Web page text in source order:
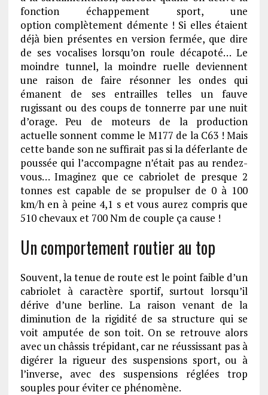
fonction échappement sport, une
option complètement démente ! Si elles étaient
déjà bien présentes en version fermée, que dire
de ses vocalises lorsqu’on roule décapoté… Le
moindre tunnel, la moindre ruelle deviennent
une raison de faire résonner les ondes qui
émanent de ses entrailles telles un fauve
rugissant ou des coups de tonnerre par une nuit
d’orage. Peu de moteurs de la production
actuelle sonnent comme le M177 de la C63 ! Mais
cette bande son ne suffirait pas si la déferlante de
poussée qui l’accompagne n’était pas au rendez-
vous… Imaginez que ce cabriolet de presque 2
tonnes est capable de se propulser de 0 à 100
km/h en à peine 4,1 s et vous aurez compris que
510 chevaux et 700 Nm de couple ça cause !
Un comportement routier au top
Souvent, la tenue de route est le point faible d’un
cabriolet à caractère sportif, surtout lorsqu’il
dérive d’une berline. La raison venant de la
diminution de la rigidité de sa structure qui se
voit amputée de son toit. On se retrouve alors
avec un châssis trépidant, car ne réussissant pas à
digérer la rigueur des suspensions sport, ou à
l’inverse, avec des suspensions réglées trop
souples pour éviter ce phénomène.